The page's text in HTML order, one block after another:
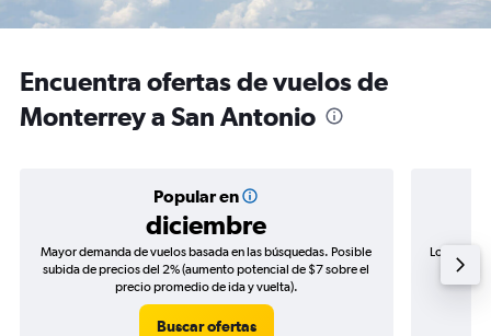
Encuentra ofertas de vuelos de
Monterrey a San Antonio
Popular en
diciembre
Mayor demanda de vuelos basada en las búsquedas. Posible
subida de precios del 2% (aumento potencial de $7 sobre el
precio promedio de ida y vuelta).
Buscar ofertas
Los
de